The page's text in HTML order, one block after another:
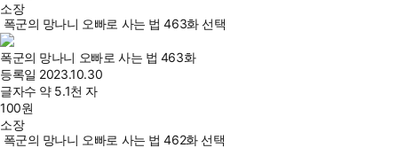
소장
폭군의 망나니 오빠로 사는 법 463화 선택
폭군의 망나니 오빠로 사는 법 463화
등록일 2023.10.30
글자수 약 5.1천 자
100원
소장
폭군의 망나니 오빠로 사는 법 462화 선택